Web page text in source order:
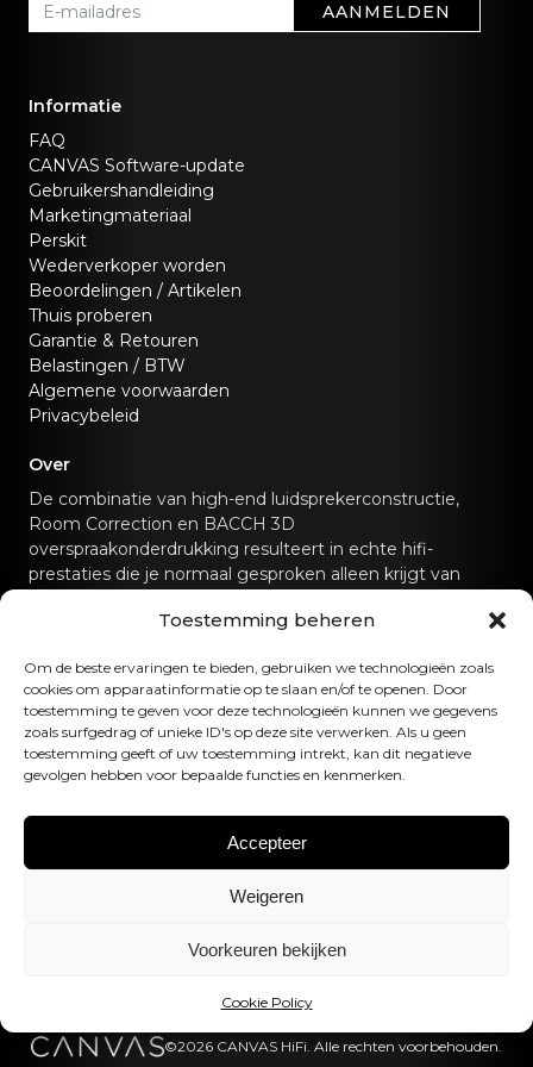
Toestemming beheren
Om de beste ervaringen te bieden, gebruiken we technologieën zoals
cookies om apparaatinformatie op te slaan en/of te openen. Door
toestemming te geven voor deze technologieën kunnen we gegevens
zoals surfgedrag of unieke ID's op deze site verwerken. Als u geen
toestemming geeft of uw toestemming intrekt, kan dit negatieve
gevolgen hebben voor bepaalde functies en kenmerken.
Accepteer
Weigeren
Voorkeuren bekijken
Cookie Policy
AANMELDEN
Informatie
FAQ
CANVAS Software-update
Gebruikershandleiding
Marketingmateriaal
Perskit
Wederverkoper worden
Beoordelingen / Artikelen
Thuis proberen
Garantie & Retouren
Belastingen / BTW
Algemene voorwaarden
Privacybeleid
Over
De combinatie van high-end luidsprekerconstructie,
Room Correction en BACCH 3D
overspraakonderdrukking resulteert in echte hifi-
prestaties die je normaal gesproken alleen krijgt van
hello@canvashifi.com Bel +45 29 75 00 45
CANVAS HiFi ApS
Flade Engvej 4
BTW-nummer:DK43519425
©2026 CANVAS HiFi. Alle rechten voorbehouden.